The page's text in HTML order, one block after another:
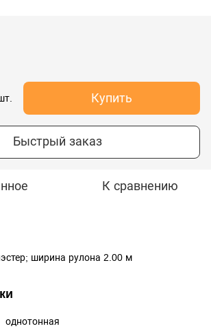
Купить
Быстрый заказ
К сравнению
ширина рулона 2.00 м
однотонная